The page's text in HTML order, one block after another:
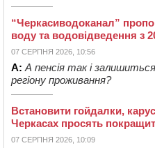
“Черкасиводоканал”
воду та водовідведення з
07 СЕРПНЯ 2026, 10:56
А: А пенсія так і
регіону проживання?
Встановити гойдалки,
Черкасах просять
07 СЕРПНЯ 2026, 10:09